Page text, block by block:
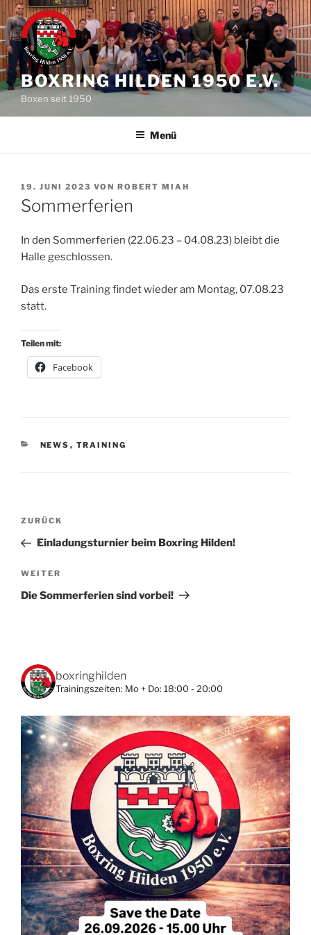
Zum
Inhalt
springen
BOXRING HILDEN 1950 E.V.
Boxen seit 1950
Menü
VERÖFFENTLICHT
AM
19. JUNI 2023 VON ROBERT MIAH
Sommerferien
In den Sommerferien (22.06.23 – 04.08.23) bleibt die
Halle geschlossen.
Das erste Training findet wieder am Montag, 07.08.23
statt.
Teilen mit:
Facebook
KATEGORIEN
NEWS , TRAINING
Beitragsnavigation
Vorheriger
Beitrag
ZURÜCK
Einladungsturnier beim Boxring Hilden!
Nächster
Beitrag
WEITER
Die Sommerferien sind vorbei!
boxringhilden
Trainingszeiten: Mo + Do: 18:00 - 20:00